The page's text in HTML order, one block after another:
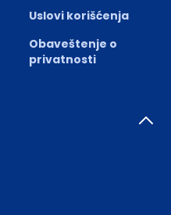
Uslovi korišćenja
Obaveštenje o
privatnosti